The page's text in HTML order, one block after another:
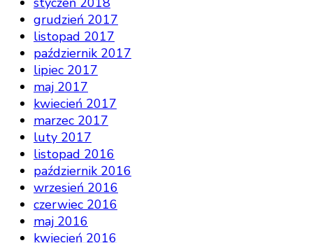
grudzień 2017
listopad 2017
październik 2017
lipiec 2017
maj 2017
kwiecień 2017
marzec 2017
luty 2017
listopad 2016
październik 2016
wrzesień 2016
czerwiec 2016
maj 2016
kwiecień 2016